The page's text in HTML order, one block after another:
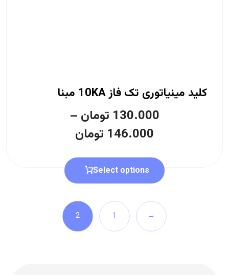
کلید مینیاتوری تک فاز 10KA مبنا
130.000 تومان –
146.000 تومان
Select options
→
1
2